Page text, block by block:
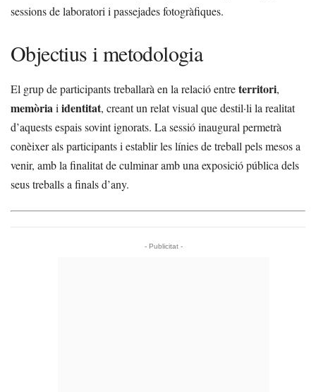
sessions de laboratori i passejades fotogràfiques.
Objectius i metodologia
El grup de participants treballarà en la relació entreterritori,
memòria i identitat, creant un relat visual que destil·li la realitat
d’aquests espais sovint ignorats. La sessió inaugural permetrà
conèixer als participants i establir les línies de treball pels mesos a
venir, amb la finalitat de culminar amb una exposició pública dels
seus treballs a finals d’any.
- Publicitat -